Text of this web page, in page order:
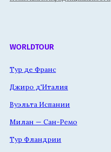
WORLDTOUR
Тур де Франс
Джиро д'Италия
Вуэльта Испании
Милан — Сан-Ремо
Тур Фландрии